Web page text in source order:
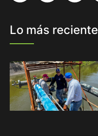
Lo más reciente